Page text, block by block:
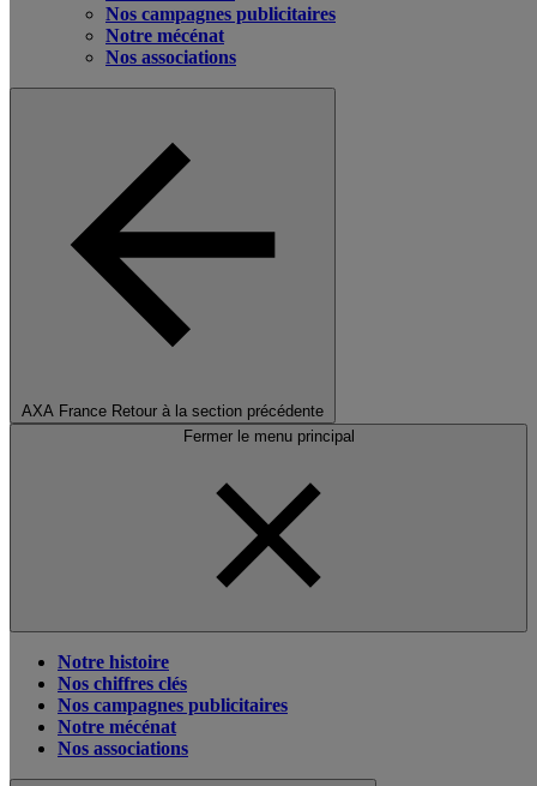
Nos campagnes publicitaires
Notre mécénat
Nos associations
AXA France Retour à la section précédente
Fermer le menu principal
Notre histoire
Nos chiffres clés
Nos campagnes publicitaires
Notre mécénat
Nos associations